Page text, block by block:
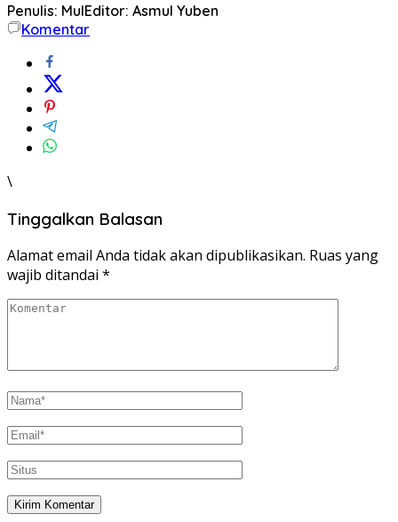
Penulis: MulEditor: Asmul Yuben
Komentar
\
Tinggalkan Balasan
Alamat email Anda tidak akan dipublikasikan. Ruas yang
wajib ditandai *